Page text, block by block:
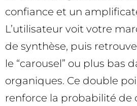
confiance et un
L’utilisateur voit votre
de synthèse, puis
le “carousel” ou plus bas
organiques. Ce double
renforce la probabilité de